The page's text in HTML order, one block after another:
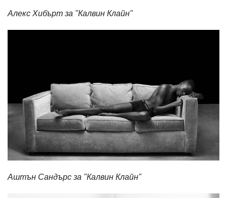
Алекс Хибърт за "Калвин Клайн"
Аштън Сандърс за "Калвин Клайн"